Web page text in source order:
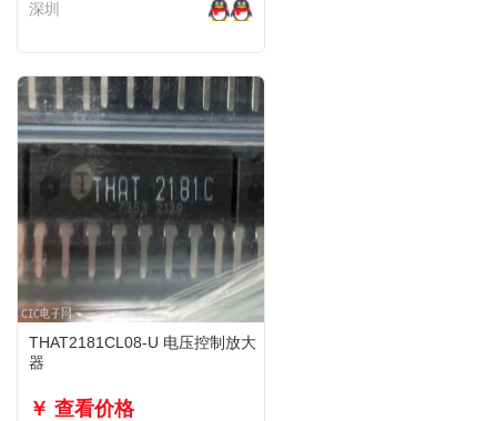
深圳
THAT2181CL08-U 电压控制放大
器
￥ 查看价格